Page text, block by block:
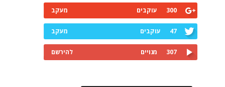
300 עוקבים מעקב
47 עוקבים מעקב
307 מנויים להירשם